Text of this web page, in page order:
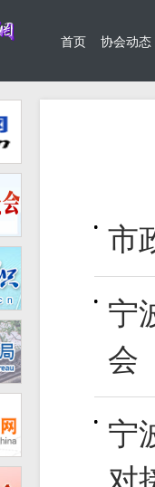
首页 协会动态
市
宁
会
宁
对